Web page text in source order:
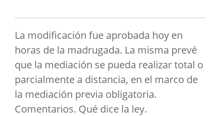
La modificación fue aprobada hoy en
horas de la madrugada. La misma prevé
que la mediación se pueda realizar total o
parcialmente a distancia, en el marco de
la mediación previa obligatoria.
Comentarios. Qué dice la ley.